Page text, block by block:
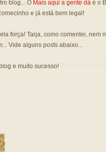
blog... O Mais aqui a gente dáé o
e já está bem legal!
força! Tarja, como comentei, nem
Vide alguns posts abaixo...
e muito sucesso!